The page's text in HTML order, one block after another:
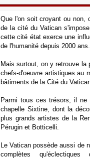
Que l'on soit croyant ou non,
de la cité du Vatican
cette cité état exerce une
de l'humanité depuis 2000 ans.
Mais surtout, on y retrouve la
chefs-d'oeuvre artistiques au
bâtiments de la Cité du
Parmi tous ces trésors, il ne
chapelle Sixtine, dont la
plus grands artistes de la
Pérugin et Botticelli.
Le Vatican possède aussi de
complètes